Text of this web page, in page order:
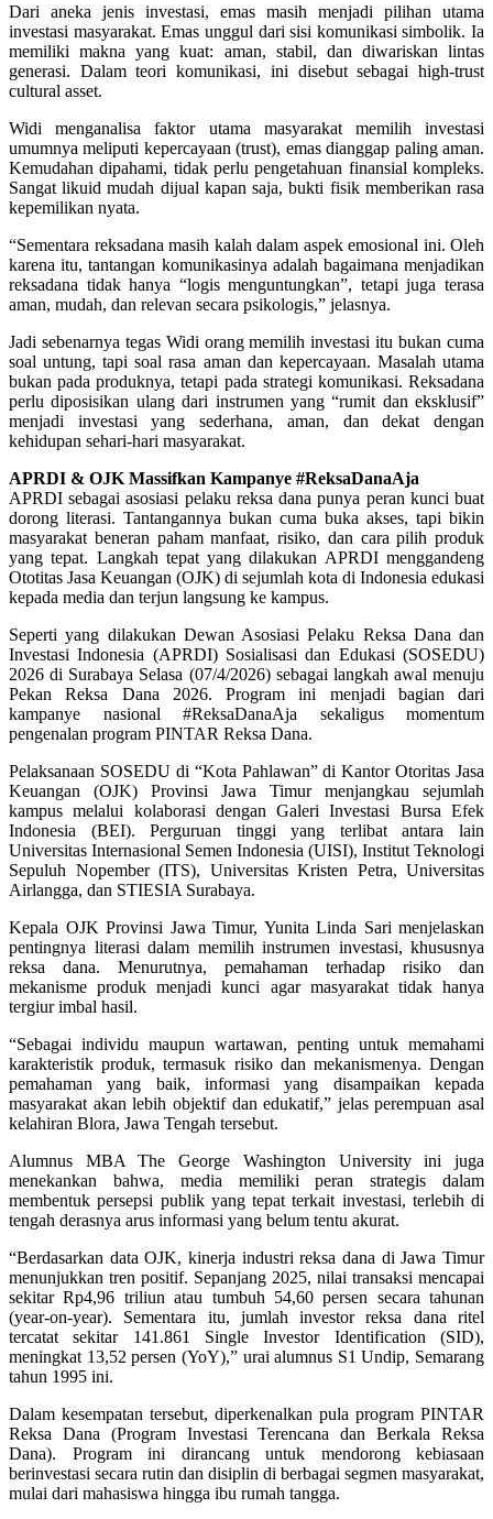
Dari aneka jenis investasi, emas masih menjadi pilihan utama
investasi masyarakat. Emas unggul dari sisi komunikasi simbolik. Ia
memiliki makna yang kuat: aman, stabil, dan diwariskan lintas
generasi. Dalam teori komunikasi, ini disebut sebagai high-trust
cultural asset.
Widi menganalisa faktor utama masyarakat memilih investasi
umumnya meliputi kepercayaan (trust), emas dianggap paling aman.
Kemudahan dipahami, tidak perlu pengetahuan finansial kompleks.
Sangat likuid mudah dijual kapan saja, bukti fisik memberikan rasa
kepemilikan nyata.
“Sementara reksadana masih kalah dalam aspek emosional ini. Oleh
karena itu, tantangan komunikasinya adalah bagaimana menjadikan
reksadana tidak hanya “logis menguntungkan”, tetapi juga terasa
aman, mudah, dan relevan secara psikologis,” jelasnya.
Jadi sebenarnya tegas Widi orang memilih investasi itu bukan cuma
soal untung, tapi soal rasa aman dan kepercayaan. Masalah utama
bukan pada produknya, tetapi pada strategi komunikasi. Reksadana
perlu diposisikan ulang dari instrumen yang “rumit dan eksklusif”
menjadi investasi yang sederhana, aman, dan dekat dengan
kehidupan sehari-hari masyarakat.
APRDI & OJK Massifkan Kampanye #ReksaDanaAja
APRDI sebagai asosiasi pelaku reksa dana punya peran kunci buat
dorong literasi. Tantangannya bukan cuma buka akses, tapi bikin
masyarakat beneran paham manfaat, risiko, dan cara pilih produk
yang tepat. Langkah tepat yang dilakukan APRDI menggandeng
Ototitas Jasa Keuangan (OJK) di sejumlah kota di Indonesia edukasi
kepada media dan terjun langsung ke kampus.
Seperti yang dilakukan Dewan Asosiasi Pelaku Reksa Dana dan
Investasi Indonesia (APRDI) Sosialisasi dan Edukasi (SOSEDU)
2026 di Surabaya Selasa (07/4/2026) sebagai langkah awal menuju
Pekan Reksa Dana 2026. Program ini menjadi bagian dari
kampanye nasional #ReksaDanaAja sekaligus momentum
pengenalan program PINTAR Reksa Dana.
Pelaksanaan SOSEDU di “Kota Pahlawan” di Kantor Otoritas Jasa
Keuangan (OJK) Provinsi Jawa Timur menjangkau sejumlah
kampus melalui kolaborasi dengan Galeri Investasi Bursa Efek
Indonesia (BEI). Perguruan tinggi yang terlibat antara lain
Universitas Internasional Semen Indonesia (UISI), Institut Teknologi
Sepuluh Nopember (ITS), Universitas Kristen Petra, Universitas
Airlangga, dan STIESIA Surabaya.
Kepala OJK Provinsi Jawa Timur, Yunita Linda Sari menjelaskan
pentingnya literasi dalam memilih instrumen investasi, khususnya
reksa dana. Menurutnya, pemahaman terhadap risiko dan
mekanisme produk menjadi kunci agar masyarakat tidak hanya
tergiur imbal hasil.
“Sebagai individu maupun wartawan, penting untuk memahami
karakteristik produk, termasuk risiko dan mekanismenya. Dengan
pemahaman yang baik, informasi yang disampaikan kepada
masyarakat akan lebih objektif dan edukatif,” jelas perempuan asal
kelahiran Blora, Jawa Tengah tersebut.
Alumnus MBA The George Washington University ini juga
menekankan bahwa, media memiliki peran strategis dalam
membentuk persepsi publik yang tepat terkait investasi, terlebih di
tengah derasnya arus informasi yang belum tentu akurat.
“Berdasarkan data OJK, kinerja industri reksa dana di Jawa Timur
menunjukkan tren positif. Sepanjang 2025, nilai transaksi mencapai
sekitar Rp4,96 triliun atau tumbuh 54,60 persen secara tahunan
(year-on-year). Sementara itu, jumlah investor reksa dana ritel
tercatat sekitar 141.861 Single Investor Identification (SID),
meningkat 13,52 persen (YoY),” urai alumnus S1 Undip, Semarang
tahun 1995 ini.
Dalam kesempatan tersebut, diperkenalkan pula program PINTAR
Reksa Dana (Program Investasi Terencana dan Berkala Reksa
Dana). Program ini dirancang untuk mendorong kebiasaan
berinvestasi secara rutin dan disiplin di berbagai segmen masyarakat,
mulai dari mahasiswa hingga ibu rumah tangga.